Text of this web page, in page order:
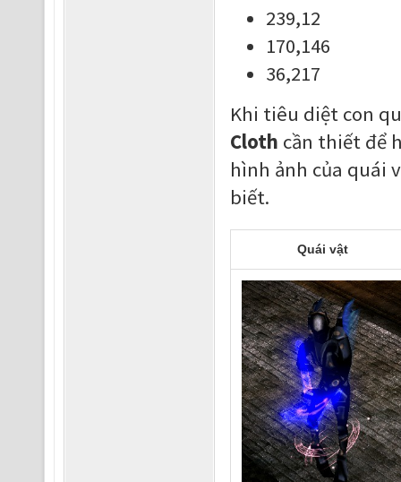
239,12
170,146
36,217
Khi tiêu diệt con
Cloth cần thiết để
hình ảnh của quái
biết.
Quái vật